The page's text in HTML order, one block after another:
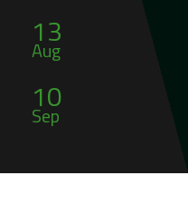
13
Aug
10
Sep
16